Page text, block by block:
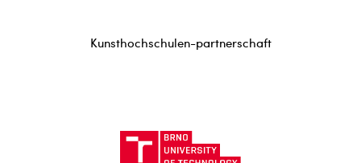
Kunsthochschulen-partnerschaft